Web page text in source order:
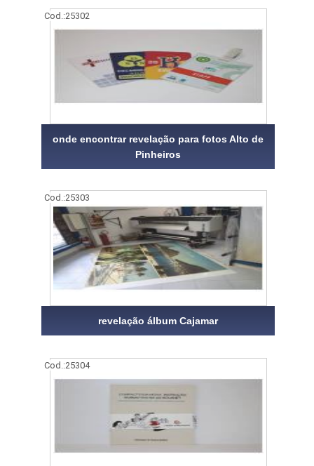
Cod.:25302
onde encontrar revelação para fotos Alto de
Pinheiros
Cod.:25303
revelação álbum Cajamar
Cod.:25304